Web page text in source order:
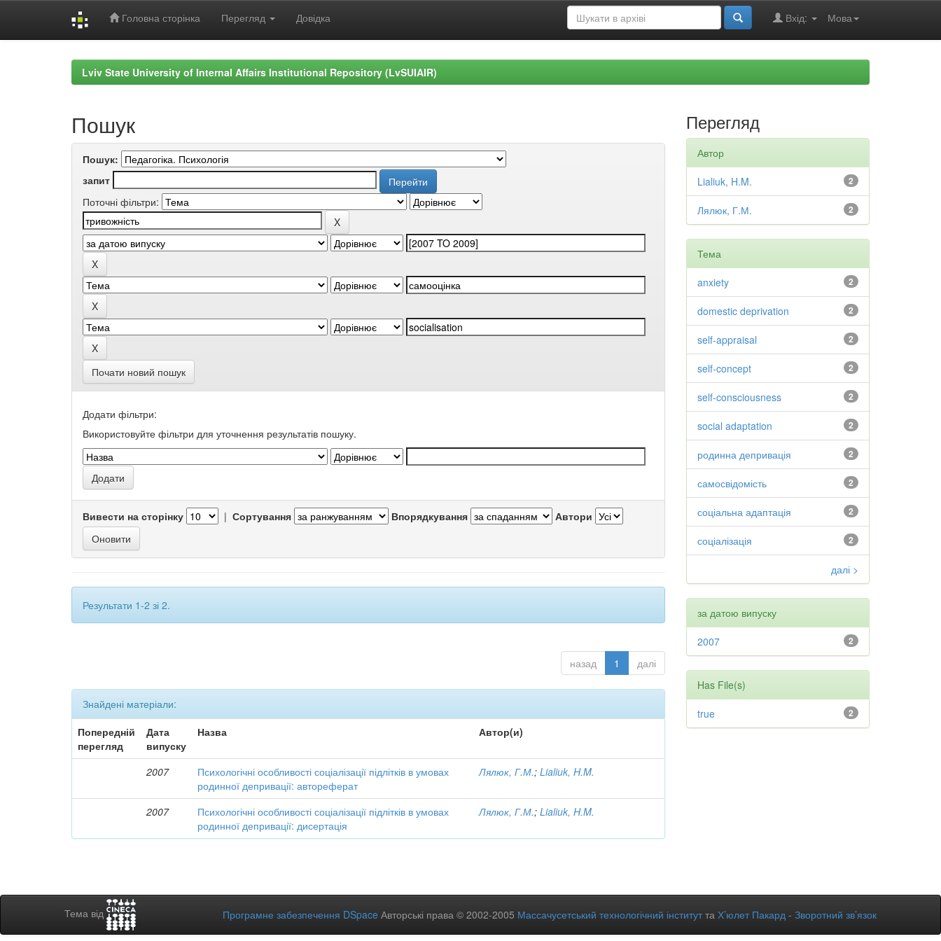
Головна сторінка Перегляд Довідка Мова
Вхід:
Lviv State University of Internal Affairs Institutional Repository (LvSUIAIR)
Пошук
Пошук:
запит
Поточні фільтри:
Почати новий пошук
Додати фільтри:
Використовуйте фільтри для уточнення результатів пошуку.
Вивести на сторінку | Сортування Впорядкування Автори
Результати 1-2 зі 2.
назад 1 далі
Знайдені матеріали:
Попередній
перегляд
Дата
випуску
Назва Автор(и)
2007
Психологічні особливості соціалізації підлітків в умовах
родинної депривації: автореферат
Лялюк, Г.М.;Lialiuk, H.M.
2007
Психологічні особливості соціалізації підлітків в умовах
родинної депривації: дисертація
Лялюк, Г.М.;Lialiuk, H.M.
Перегляд
Автор
2
Lialiuk, H.M.
2
Лялюк, Г.М.
Тема
2
anxiety
2
domestic deprivation
2
self-appraisal
2
self-concept
2
self-consciousness
2
social adaptation
2
родинна депривація
2
самосвідомість
2
соціальна адаптація
2
соціалізація
далі >
за датою випуску
2
2007
Has File(s)
2
true
Тема від Програмне забезпечення DSpace Авторські права © 2002-2005 Массачусетський технологічний інститутта Х’юлет Пакард - Зворотний зв’язок